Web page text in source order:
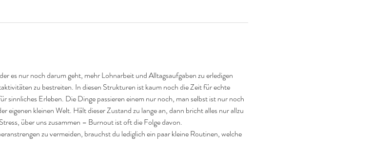
es nur noch darum geht, mehr Lohnarbeit und Alltagsaufgaben zu erledigen
zu bestreiten. In diesen Strukturen ist kaum noch die Zeit für echte
sinnliches Erleben. Die Dinge passieren einem nur noch, man selbst ist nur noch
kleinen Welt. Hält dieser Zustand zu lange an, dann bricht alles nur allzu
über uns zusammen – Burnout ist oft die Folge davon.
zu vermeiden, brauchst du lediglich ein paar kleine Routinen, welche